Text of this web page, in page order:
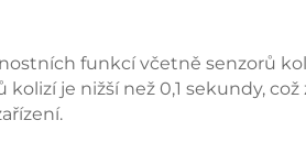
funkcí včetně senzorů
je nižší než 0,1 sekundy,